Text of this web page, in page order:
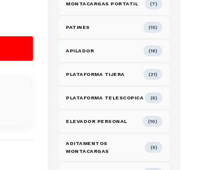
MONTACARGAS PORTATIL (7)
PATINES (15)
APILADOR (18)
PLATAFORMA TIJERA (21)
PLATAFORMA TELESCOPICA (6)
ELEVADOR PERSONAL (10)
ADITAMENTOS
MONTACARGAS
(5)